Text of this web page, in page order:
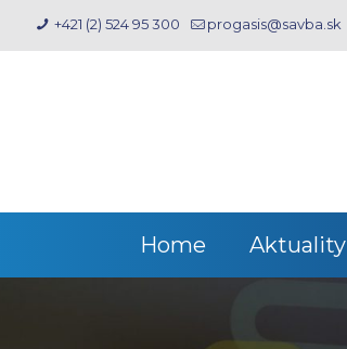
+421 (2) 524 95 300 progasis@savba.sk
Home Aktuality